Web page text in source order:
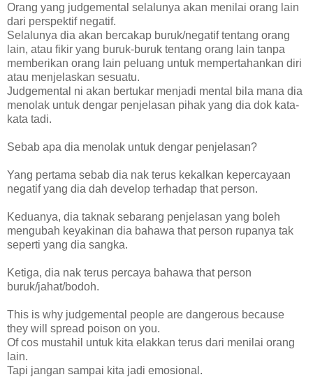
Orang yang judgemental selalunya akan menilai orang lain
dari perspektif negatif.
Selalunya dia akan bercakap buruk/negatif tentang orang
lain, atau fikir yang buruk-buruk tentang orang lain tanpa
memberikan orang lain peluang untuk mempertahankan diri
atau menjelaskan sesuatu.
Judgemental ni akan bertukar menjadi mental bila mana dia
menolak untuk dengar penjelasan pihak yang dia dok kata-
kata tadi.
Sebab apa dia menolak untuk dengar penjelasan?
Yang pertama sebab dia nak terus kekalkan kepercayaan
negatif yang dia dah develop terhadap that person.
Keduanya, dia taknak sebarang penjelasan yang boleh
mengubah keyakinan dia bahawa that person rupanya tak
seperti yang dia sangka.
Ketiga, dia nak terus percaya bahawa that person
buruk/jahat/bodoh.
This is why judgemental people are dangerous because
they will spread poison on you.
Of cos mustahil untuk kita elakkan terus dari menilai orang
lain.
Tapi jangan sampai kita jadi emosional.